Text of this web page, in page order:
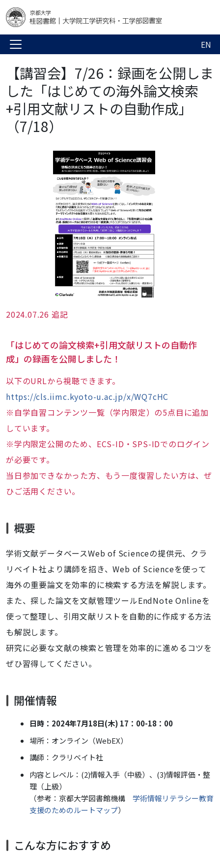
EN
【講習会】7/26：録画を公開しま
した「はじめての海外論文検索
+引用文献リストの自動作成」
（7/18）
2024.07.26 追記
「はじめての論文検索+引用文献リストの自動作
成」の録画を公開しました！
以下のURLから視聴できます。
https://cls.iimc.kyoto-u.ac.jp/x/WQ7cHC
※自学自習コンテンツ一覧（学内限定）の5点目に追加
しています。
※学内限定公開のため、ECS-ID・SPS-IDでのログイン
が必要です。
当日参加できなかった方、もう一度復習したい方は、ぜ
ひご活用ください。
概要
学術文献データベースWeb of Scienceの提供元、クラ
リベイト社より講師を招き、Web of Scienceを使って
海外の重要論文を効率的に検索する方法を解説します。
また、探した論文を文献管理ツールEndNote Onlineを
使って整理し、引用文献リストを自動的に作成する方法
も解説します。
研究に必要な文献の検索と管理を効率的に進めるコツを
ぜひ習得してください。
開催情報
日時：2024年7月18日(木) 17：00-18：00
場所：オンライン（WebEX）
講師：クラリベイト社
内容とレベル：(2)情報入手（中級）、(3)情報評価・整
理（上級）
（参考：京都大学図書館機構 学術情報リテラシー教育
支援のためのルートマップ）
こんな方におすすめ